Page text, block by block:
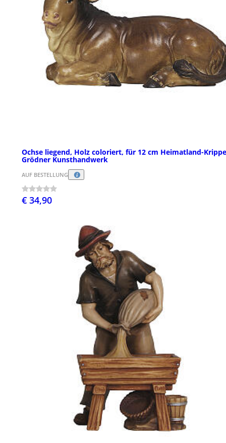
Ochse liegend, Holz coloriert, für 12 cm Heimatland-
Grödner Kunsthandwerk
AUF BESTELLUNG
€ 34,90